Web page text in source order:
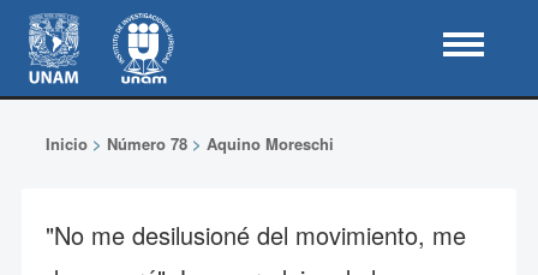
Inicio> Número 78> Aquino Moreschi
"No me desilusioné del movimiento, me